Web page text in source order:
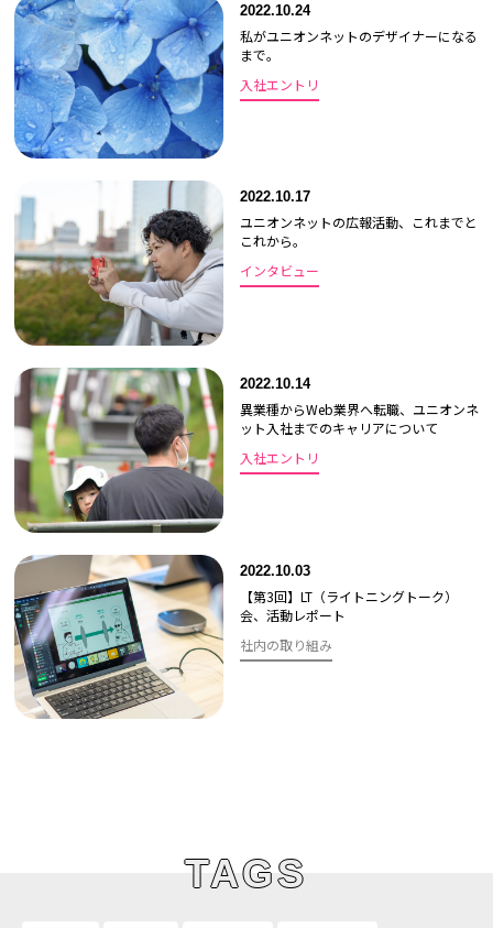
2022.10.24
私がユニオンネットのデザイナーになる
まで。
入社エントリ
2022.10.17
ユニオンネットの広報活動、これまでと
これから。
インタビュー
2022.10.14
異業種からWeb業界へ転職、ユニオンネ
ット入社までのキャリアについて
入社エントリ
2022.10.03
【第3回】LT（ライトニングトーク）
会、活動レポート
社内の取り組み
UNIONNET’s
EOBLOG
TAGS